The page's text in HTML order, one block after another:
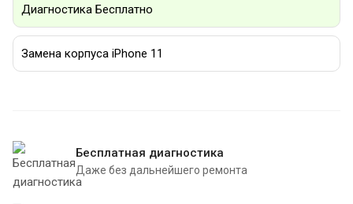
Диагностика Бесплатно
Замена корпуса iPhone 11
Бесплатная диагностика
Даже без дальнейшего ремонта